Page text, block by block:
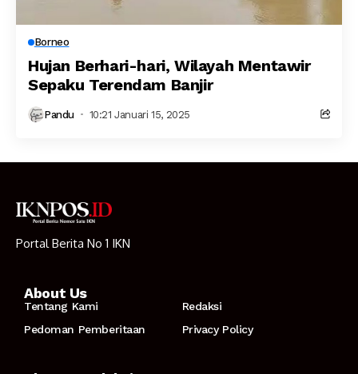
Borneo
Hujan Berhari-hari, Wilayah Mentawir
Sepaku Terendam Banjir
Pandu 10:21 Januari 15, 2025
Portal Berita No 1 IKN
About Us
Tentang Kami
Redaksi
Pedoman Pemberitaan
Privacy Policy